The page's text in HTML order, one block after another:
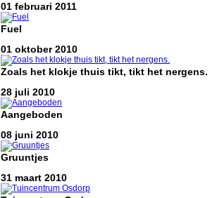
01 februari 2011
Fuel
01 oktober 2010
Zoals het klokje thuis tikt, tikt het nergens.
28 juli 2010
Aangeboden
08 juni 2010
Gruuntjes
31 maart 2010